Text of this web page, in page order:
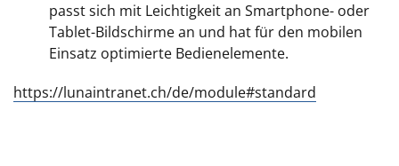
passt sich mit Leichtigkeit an Smartphone- oder
Tablet-Bildschirme an und hat für den mobilen
Einsatz optimierte Bedienelemente.
https://lunaintranet.ch/de/module#standard